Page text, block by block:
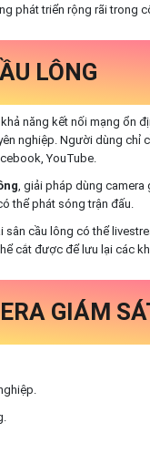
phát triển rộng rãi trong
LÔNG
năng kết nối mạng ổn
nghiệp. Người dùng chỉ
YouTube.
, giải pháp dùng camera
thể phát sóng trận đấu.
cầu lông có thể
cắt được để lưu lại các
GIÁM